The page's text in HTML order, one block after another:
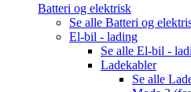
Batteri og elektrisk
Se alle Batteri og
El-bil - lading
Se alle El-bil -
Ladekabler
Se alle